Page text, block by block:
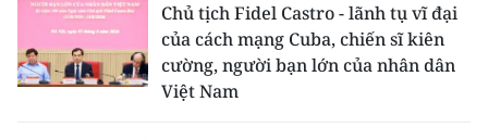
Chủ tịch Fidel Castro - lãnh tụ vĩ đại
của cách mạng Cuba, chiến sĩ kiên
cường, người bạn lớn của nhân dân
Việt Nam